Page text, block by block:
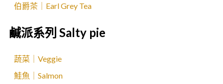
伯爵茶｜Earl Grey Tea
鹹派系列 Salty pie
蔬菜｜Veggie
鮭魚｜Salmon